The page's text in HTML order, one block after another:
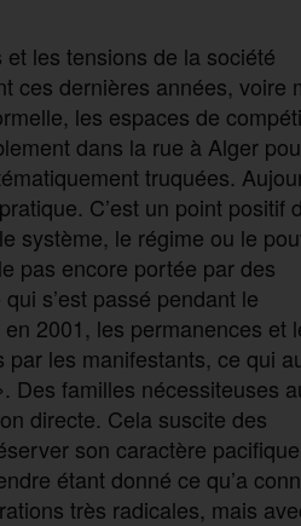
les tensions de la société
ces dernières années, voire
les espaces de
dans la rue à Alger
truquées.
C’est un point positif
système, le régime ou le
pas encore portée par des
s’est passé pendant le
2001, les permanences et
par les manifestants, ce qui
. Des familles nécessiteuses
directe. Cela suscite des
son caractère
étant donné ce qu’a
très radicales, mais